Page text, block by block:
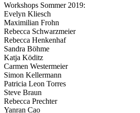
Workshops Sommer 2019:
Evelyn Kliesch
Maximilian Frohn
Rebecca Schwarzmeier
Rebecca Henkenhaf
Sandra Böhme
Katja Köditz
Carmen Westermeier
Simon Kellermann
Patricia Leon Torres
Steve Braun
Rebecca Prechter
Yanran Cao